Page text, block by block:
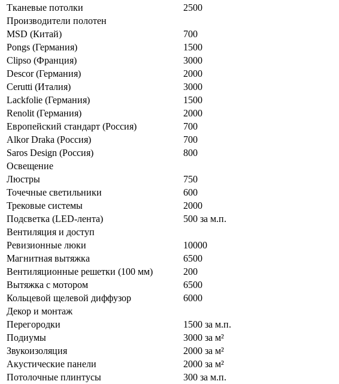
Тканевые потолки
2500
Производители полотен
MSD (Китай)
700
Pongs (Германия)
1500
Clipso (Франция)
3000
Descor (Германия)
2000
Cerutti (Италия)
3000
Lackfolie (Германия)
1500
Renolit (Германия)
2000
Европейский стандарт (Россия)
700
Alkor Draka (Россия)
700
Saros Design (Россия)
800
Освещение
Люстры
750
Точечные светильники
600
Трековые системы
2000
Подсветка (LED-лента)
500 за м.п.
Вентиляция и доступ
Ревизионные люки
10000
Магнитная вытяжка
6500
Вентиляционные решетки (100 мм)
200
Вытяжка с мотором
6500
Кольцевой щелевой диффузор
6000
Декор и монтаж
Перегородки
1500 за м.п.
Подиумы
3000 за м²
Звукоизоляция
2000 за м²
Акустические панели
2000 за м²
Потолочные плинтусы
300 за м.п.